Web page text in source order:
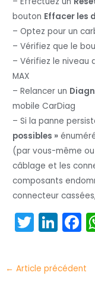
bouton Effacer les
– Optez pour un
– Vérifiez que le
– Vérifiez le niveau
MAX
– Relancer un
mobile CarDiag
– Si la panne
possibles »
(par vous-même
câblage et les
composants
connecteur
T
itt
er
Li
k
e
F
c
e
← Article précédent